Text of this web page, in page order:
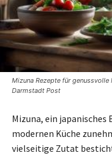
Mizuna Rezepte für
Darmstadt Post
Mizuna, ein
modernen Küche
vielseitige Zutat